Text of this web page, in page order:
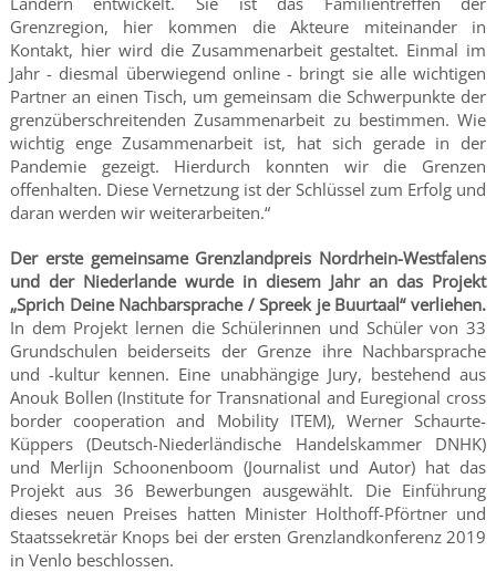
Grenzregion, hier kommen die Akteure miteinander in
Kontakt, hier wird die Zusammenarbeit gestaltet. Einmal im
Jahr - diesmal überwiegend online - bringt sie alle wichtigen
Partner an einen Tisch, um gemeinsam die Schwerpunkte der
grenzüberschreitenden Zusammenarbeit zu bestimmen. Wie
wichtig enge Zusammenarbeit ist, hat sich gerade in der
Pandemie gezeigt. Hierdurch konnten wir die Grenzen
offenhalten. Diese Vernetzung ist der Schlüssel zum Erfolg und
daran werden wir weiterarbeiten.“
Der erste gemeinsame Grenzlandpreis Nordrhein-Westfalens
und der Niederlande wurde in diesem Jahr an das Projekt
„Sprich Deine Nachbarsprache / Spreek je Buurtaal“ verliehen.
In dem Projekt lernen die Schülerinnen und Schüler von 33
Grundschulen beiderseits der Grenze ihre Nachbarsprache
und -kultur kennen. Eine unabhängige Jury, bestehend aus
Anouk Bollen (Institute for Transnational and Euregional cross
border cooperation and Mobility ITEM), Werner Schaurte-
Küppers (Deutsch-Niederländische Handelskammer DNHK)
und Merlijn Schoonenboom (Journalist und Autor) hat das
Projekt aus 36 Bewerbungen ausgewählt. Die Einführung
dieses neuen Preises hatten Minister Holthoff-Pförtner und
Staatssekretär Knops bei der ersten Grenzlandkonferenz 2019
in Venlo beschlossen.